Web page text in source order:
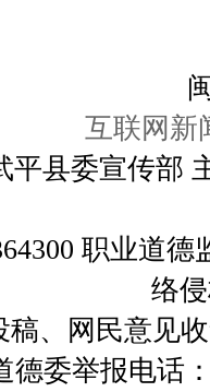
互联网新
平县委宣传部
职业道
络
、网民意见
德委举报电话